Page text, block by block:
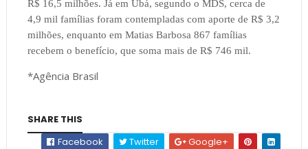
R$ 16,5 milhões. Já em Ubá, segundo o MDS, cerca de
4,9 mil famílias foram contempladas com aporte de R$ 3,2
milhões, enquanto em Matias Barbosa 867 famílias
recebem o benefício, que soma mais de R$ 746 mil.
*Agência Brasil
SHARE THIS
Facebook
Twitter Google+